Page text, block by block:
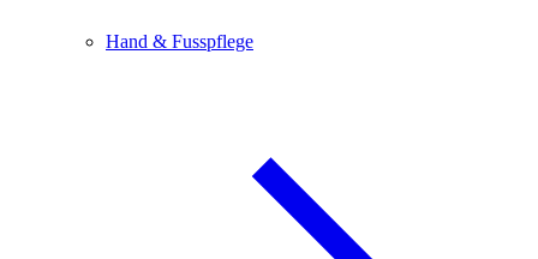
Hand & Fusspflege